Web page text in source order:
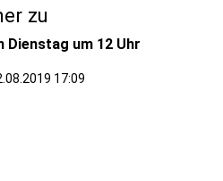
zu
Dienstag um 12 Uhr
17:09